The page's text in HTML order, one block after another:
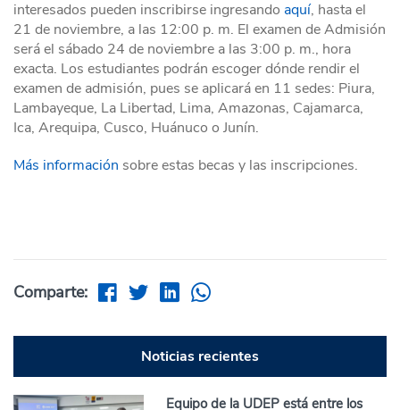
interesados pueden inscribirse ingresando aquí, hasta el
21 de noviembre, a las 12:00 p. m. El examen de Admisión
será el sábado 24 de noviembre a las 3:00 p. m., hora
exacta. Los estudiantes podrán escoger dónde rendir el
examen de admisión, pues se aplicará en 11 sedes: Piura,
Lambayeque, La Libertad, Lima, Amazonas, Cajamarca,
Ica, Arequipa, Cusco, Huánuco o Junín.
Más información sobre estas becas y las inscripciones.
Comparte:
Noticias recientes
Equipo de la UDEP está entre los